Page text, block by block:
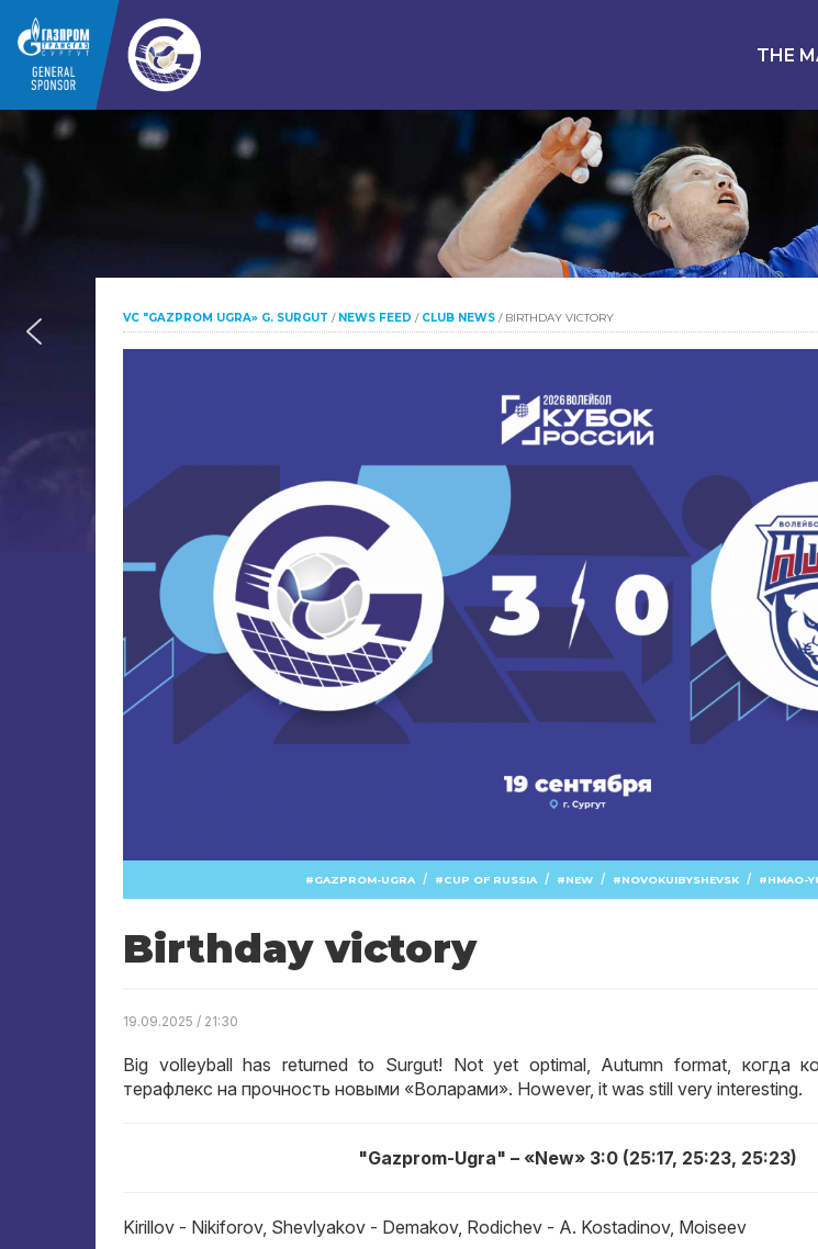
THE
VC "GAZPROM UGRA» G. SURGUT / NEWS FEED / CLUB NEWS / BIRTHDAY VICTORY
GAZPROM-UGRA / CUP OF RUSSIA / NEW / NOVOKUIBYSHEVSK / HMAO-
Birthday victory
19.09.2025 / 21:30
Big volleyball has returned to Surgut! Not yet optimal, Autumn format, когда
терафлекс на прочность новыми «Воларами». However, it was still very interesting.
"Gazprom-Ugra" – «New» 3:0 (25:17, 25:23, 25:23)
Kirillov - Nikiforov, Shevlyakov - Demakov, Rodichev - A. Kostadinov, Moiseev